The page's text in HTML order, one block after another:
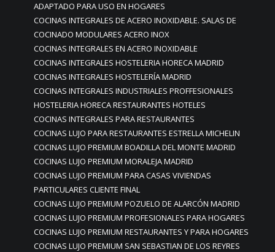
ADAPTADO PARA USO EN HOGARES
COCINAS INTEGRALES DE ACERO INOXIDABLE. SALAS DE
COCINADO MODULARES ACERO INOX
COCINAS INTEGRALES EN ACERO INOXIDABLE
COCINAS INTEGRALES HOSTELERIA HORECA MADRID
COCINAS INTEGRALES HOSTELERÍA MADRID
COCINAS INTEGRALES INDUSTRIALES PROFFESIONALES
HOSTELERIA HORECA RESTAURANTES HOTELES
COCINAS INTEGRALES PARA RESTAURANTES
COCINAS LUJO PARA RESTAURANTES ESTRELLA MICHELIN
COCINAS LUJO PREMIUM BOADILLA DEL MONTE MADRID
COCINAS LUJO PREMIUM MORALEJA MADRID
COCINAS LUJO PREMIUM PARA CASAS VIVIENDAS
PARTICULARES CLIENTE FINAL
COCINAS LUJO PREMIUM POZUELO DE ALARCÓN MADRID
COCINAS LUJO PREMIUM PROFESIONALES PARA HOGARES
COCINAS LUJO PREMIUM RESTAURANTES Y PARA HOGARES
COCINAS LUJO PREMIUM SAN SEBASTIAN DE LOS REYRES